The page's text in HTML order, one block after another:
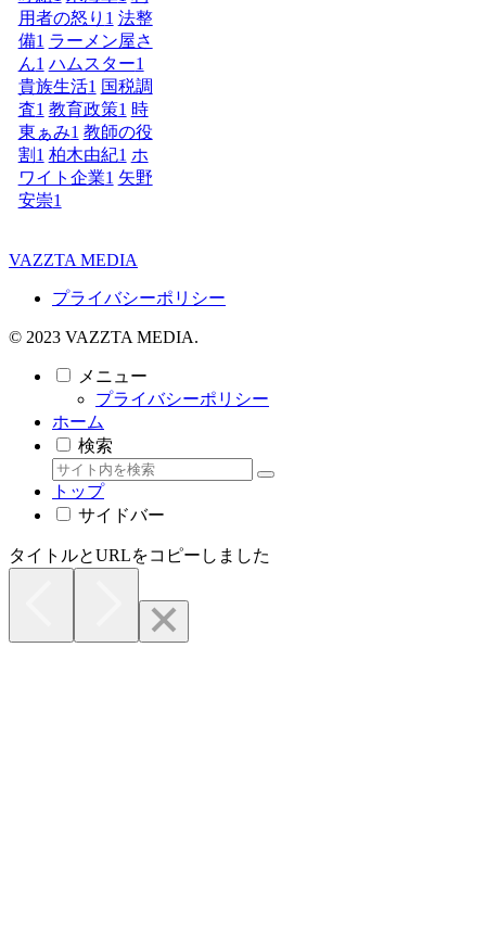
用者の怒り 1 法整
備1 ラーメン屋さ
ん1 ハムスター1
貴族生活1 国税調
査1 教育政策1 時
東ぁみ1 教師の役
割 1 柏木由紀1 ホ
ワイト企業1 矢野
安崇1
VAZZTA MEDIA
プライバシーポリシー
© 2023 VAZZTA MEDIA.
メニュー
プライバシーポリシー
ホーム
検索
トップ
サイドバー
タイトルとURLをコピーしました